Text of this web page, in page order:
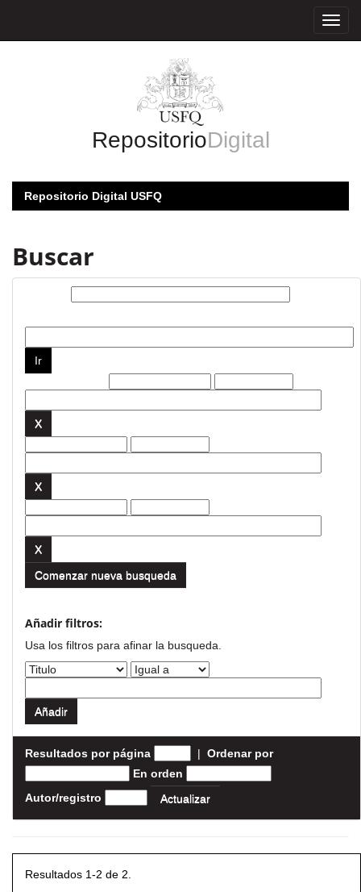
RepositorioDigital
Repositorio Digital USFQ
Buscar
Comenzar nueva busqueda
Añadir filtros:
Usa los filtros para afinar la busqueda.
Resultados por página | Ordenar por
En orden
Autor/registro
Resultados 1-2 de 2.